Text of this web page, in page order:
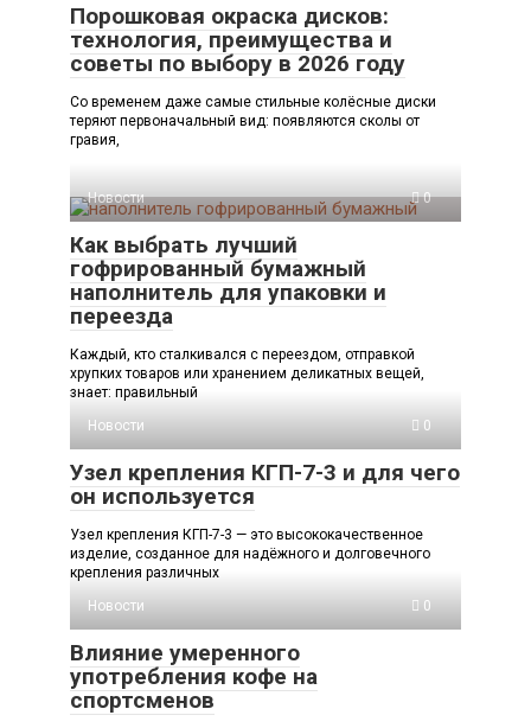
Порошковая окраска дисков:
технология, преимущества и
советы по выбору в 2026 году
Со временем даже самые стильные колёсные диски
теряют первоначальный вид: появляются сколы от
гравия,
Новости 0
Как выбрать лучший
гофрированный бумажный
наполнитель для упаковки и
переезда
Каждый, кто сталкивался с переездом, отправкой
хрупких товаров или хранением деликатных вещей,
знает: правильный
Новости
0
Узел крепления КГП-7-3 и для чего
он используется
Узел крепления КГП-7-3 — это высококачественное
изделие, созданное для надёжного и долговечного
крепления различных
Новости
0
Влияние умеренного
употребления кофе на
спортсменов